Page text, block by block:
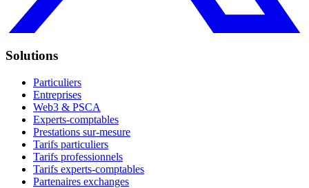
Solutions
Particuliers
Entreprises
Web3 & PSCA
Experts-comptables
Prestations sur-mesure
Tarifs particuliers
Tarifs professionnels
Tarifs experts-comptables
Partenaires exchanges